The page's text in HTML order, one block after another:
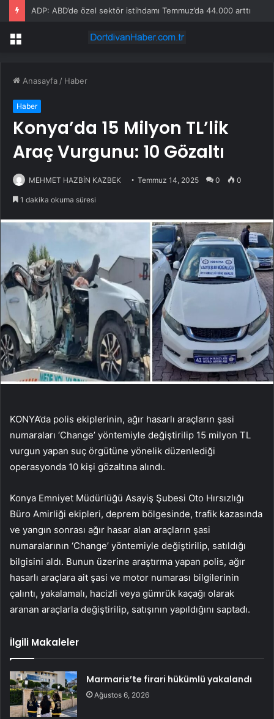
ADP: ABD’de özel sektör istihdamı Temmuz’da 44.000 arttı
Menü
Anasayfa / Haber
Haber
Konya’da 15 Milyon TL’lik
Araç Vurgunu: 10 Gözaltı
MEHMET HAZBİN KAZBEK Temmuz 14, 2025 0 0
1 dakika okuma süresi
KONYA’da polis ekiplerinin, ağır hasarlı araçların şasi
numaraları ‘Change’ yöntemiyle değiştirilip 15 milyon TL
vurgun yapan suç örgütüne yönelik düzenlediği
operasyonda 10 kişi gözaltına alındı.
Konya Emniyet Müdürlüğü Asayiş Şubesi Oto Hırsızlığı
Büro Amirliği ekipleri, deprem bölgesinde, trafik kazasında
ve yangın sonrası ağır hasar alan araçların şasi
numaralarının ‘Change’ yöntemiyle değiştirilip, satıldığı
bilgisini aldı. Bunun üzerine araştırma yapan polis, ağır
hasarlı araçlara ait şasi ve motor numarası bilgilerinin
çalıntı, yakalamalı, hacizli veya gümrük kaçağı olarak
aranan araçlarla değiştirilip, satışının yapıldığını saptadı.
İlgili Makaleler
Marmaris’te firari hükümlü yakalandı
Ağustos 6, 2026